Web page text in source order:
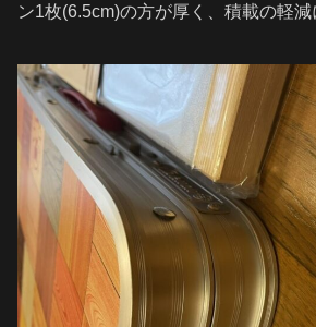
ン1枚(6.5cm)の方が厚く、積載の軽減